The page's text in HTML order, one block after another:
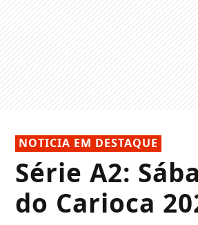
NOTICIA EM DESTAQUE
Série A2:
do Carioca